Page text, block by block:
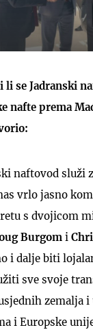
li se Jadranski
nafte prema
naftovod služi
vrlo jasno
s dvojicom
Burgom i
i dalje biti
sve svoje
zemalja
i Europske